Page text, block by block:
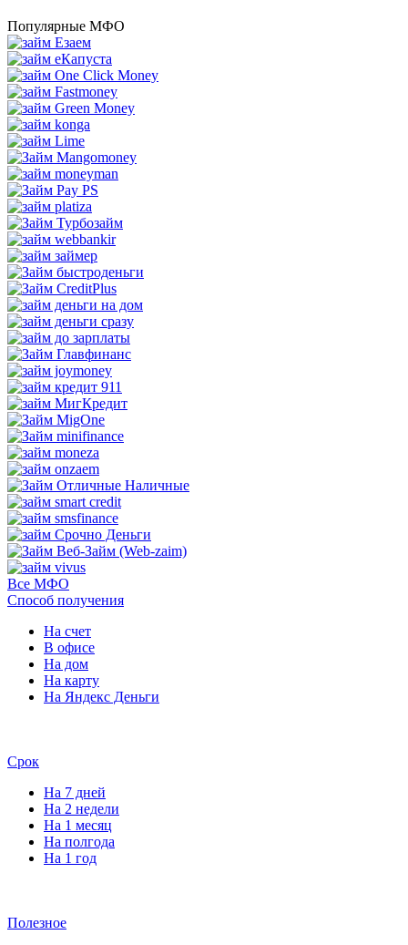
Популярные МФО
Все МФО
Способ получения
На счет
В офисе
На дом
На карту
На Яндекс Деньги
Срок
На 7 дней
На 2 недели
На 1 месяц
На полгода
На 1 год
Полезное